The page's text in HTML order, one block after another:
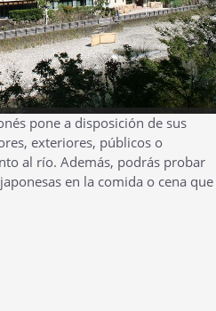
pone a disposición de sus
exteriores, públicos o
al río. Además, podrás probar
en la comida o cena que